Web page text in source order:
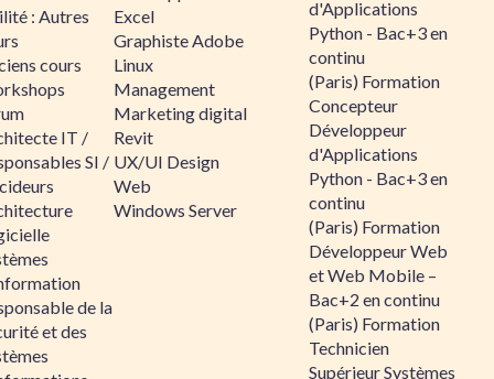
: Autres
cours
IT /
SI /
de la
et des
Excel
Graphiste Adobe
Linux
Management
Marketing digital
Revit
UX/UI Design
Web
Windows Server
d'Applications
Python - Bac+3 en
continu
(Paris) Formation
Concepteur
Développeur
d'Applications
Python - Bac+3 en
continu
(Paris) Formation
Développeur Web
et Web Mobile –
Bac+2 en continu
(Paris) Formation
Technicien
Supérieur Systèmes